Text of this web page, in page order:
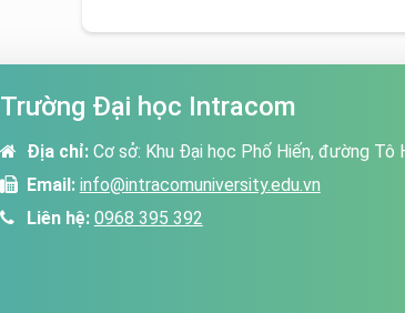
Trường Đại học Intracom
Địa chỉ: Cơ sở: Khu Đại học Phố Hiến, đường Tô
Email: info@intracomuniversity.edu.vn
Liên hệ: 0968 395 392